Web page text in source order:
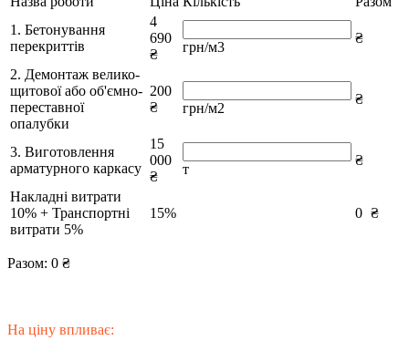
1. Бетонування
перекриттів
4
690
₴
грн/м3
₴
2. Демонтаж велико-
щитової або об'ємно-
переставної
опалубки
200
₴
грн/м2
₴
3. Виготовлення
арматурного каркасу
15
000
₴
т
₴
Накладні витрати
10% + Транспортні
витрати 5%
15% 0 ₴
Разом: 0 ₴
На ціну впливає: